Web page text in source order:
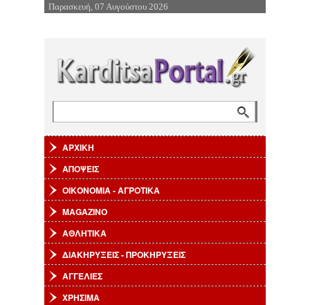
Επιστροφή στην Πλοήγηση
Παρασκευή, 07 Αυγούστου 2026
ΑΡΧΙΚΗ
ΑΠΟΨΕΙΣ
ΟΙΚΟΝΟΜΙΑ - ΑΓΡΟΤΙΚΑ
MAGAZINO
ΑΘΛΗΤΙΚΑ
ΔΙΑΚΗΡΥΞΕΙΣ - ΠΡΟΚΗΡΥΞΕΙΣ
ΑΓΓΕΛΙΕΣ
ΧΡΗΣΙΜΑ